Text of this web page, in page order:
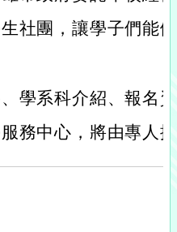
社團，讓學子們能
學系科介紹、報名
務中心，將由專人